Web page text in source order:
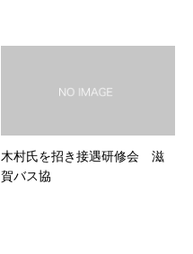
木村氏を招き接遇研修会 滋
賀バス協